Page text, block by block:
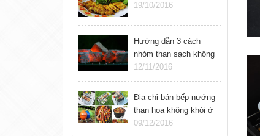
sạch không khói
19/10/2016
Hướng dẫn 3 cách
nhóm than sạch không
khói đơn giản
12/11/2016
Địa chỉ bán bếp nướng
than hoa không khói ở
Hà Nội
09/12/2016